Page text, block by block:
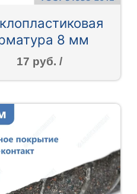
8 мм
17 руб. /